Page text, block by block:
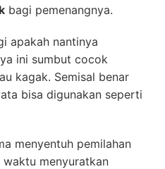
bagi pemenangnya.
apakah nantinya
ini sumbut cocok
kagak. Semisal benar
bisa digunakan seperti
menyentuh pemilahan
menyuratkan